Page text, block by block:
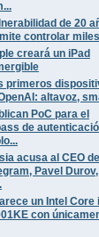
de 20
controlar
creará un iPad
primeros
altavoz,
PoC para el
de
acusa al CEO de
Pavel
un Intel Core
con